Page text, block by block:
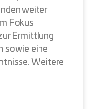
weiter
Fokus
Ermittlung
sowie eine
Weitere